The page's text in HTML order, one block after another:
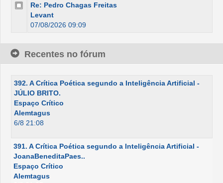
Re: Pedro Chagas Freitas
Levant
07/08/2026 09:09
Recentes no fórum
392. A Crítica Poética segundo a Inteligência Artificial -
JÚLIO BRITO.
Espaço Crítico
Alemtagus
6/8 21:08
391. A Crítica Poética segundo a Inteligência Artificial -
JoanaBeneditaPaes..
Espaço Crítico
Alemtagus